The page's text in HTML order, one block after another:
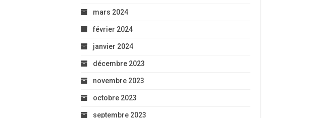
mars 2024
février 2024
janvier 2024
décembre 2023
novembre 2023
octobre 2023
septembre 2023